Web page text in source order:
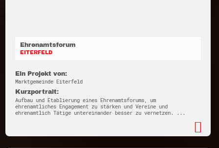
Ehrenamtsforum
EITERFELD
Ein Projekt von:
Marktgemeinde Eiterfeld
Kurzportrait:
Aufbau und Etablierung eines Ehrenamtsforums, um
ehrenamtliches Engagement zu stärken und Vereine und
ehrenamtlich Tätige untereinander besser zu vernetzen. ...